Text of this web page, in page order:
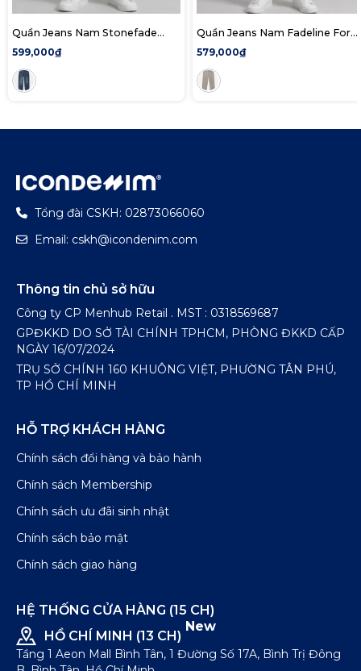
Quần Jeans Nam Stonefade
Form Straight
599,000₫
Quần Jeans Nam Fadeline Form
Baggy
579,000₫
Tổng đài CSKH: 02873066060
Email: cskh@icondenim.com
Thông tin chủ sở hữu
Công ty CP Menhub Retail . MST : 0318569687
GPĐKKD DO SỞ TÀI CHÍNH TPHCM, PHÒNG ĐKKD CẤP
NGÀY 16/07/2024
TRỤ SỞ CHÍNH 160 KHUÔNG VIỆT, PHƯỜNG TÂN PHÚ,
TP HỒ CHÍ MINH
HỖ TRỢ KHÁCH HÀNG
Chính sách đổi hàng và bảo hành
Chính sách Membership
Chính sách ưu đãi sinh nhật
Chính sách bảo mật
Chính sách giao hàng
HỆ THỐNG CỬA HÀNG (15 CH)
HỒ CHÍ MINH (13 CH)
New
Tầng 1 Aeon Mall Bình Tân, 1 Đường Số 17A, Bình Trị Đông